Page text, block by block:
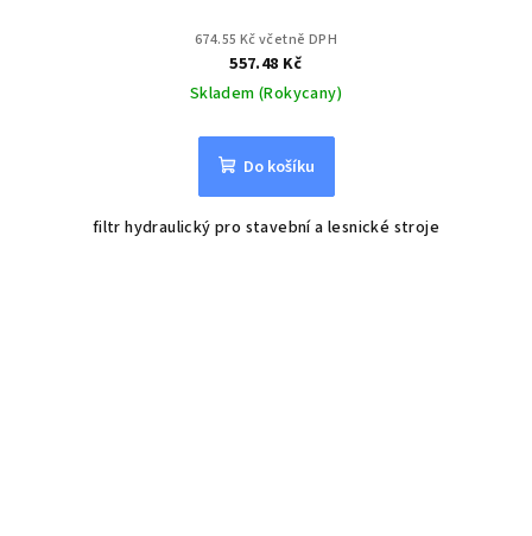
674.55 Kč včetně DPH
557.48 Kč
Skladem (Rokycany)
Do košíku
filtr hydraulický pro stavební a lesnické stroje